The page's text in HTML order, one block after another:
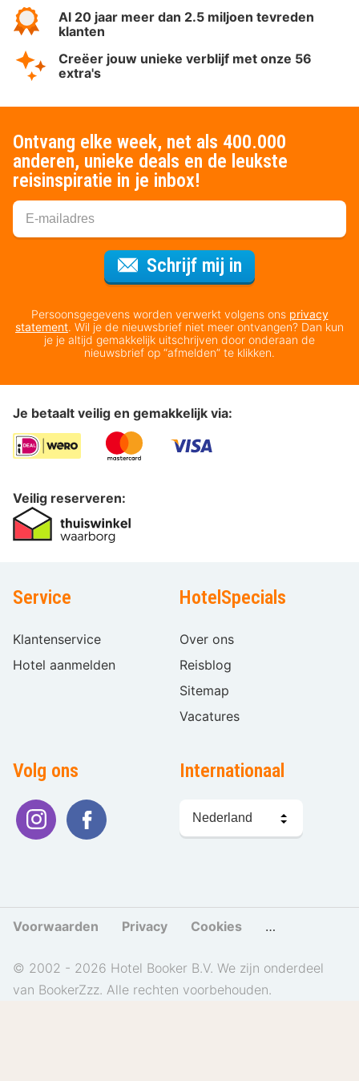
Al 20 jaar meer dan 2.5 miljoen tevreden
klanten
Creëer jouw unieke verblijf met onze 56
extra's
Ontvang elke week, net als 400.000
anderen, unieke deals en de leukste
reisinspiratie in je inbox!
Schrijf mij in
Persoonsgegevens worden verwerkt volgens ons privacy
statement. Wil je de nieuwsbrief niet meer ontvangen? Dan kun
je je altijd gemakkelijk uitschrijven door onderaan de
nieuwsbrief op “afmelden” te klikken.
Je betaalt veilig en gemakkelijk via:
Veilig reserveren:
Service
Klantenservice
Hotel aanmelden
HotelSpecials
Over ons
Reisblog
Sitemap
Vacatures
Volg ons Internationaal
kiezen
Voorwaarden Privacy Cookies Cookies
© 2002 - 2026 Hotel Booker B.V. We zijn onderdeel
van BookerZzz. Alle rechten voorbehouden.